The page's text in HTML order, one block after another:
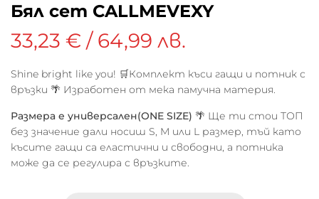
Бял сет CALLMEVEXY
33,23 € / 64,99 лв.
Shine bright like you! 🛒Комплект къси гащи и потник с
връзки 🌴 Изработен от мека памучна материя.
Размера е универсален(ONE SIZE) 🌴 Ще ти стои ТОП
без значение дали носиш S, M или L размер, тъй като
късите гащи са еластични и свободни, а потника
може да се регулира с връзките.